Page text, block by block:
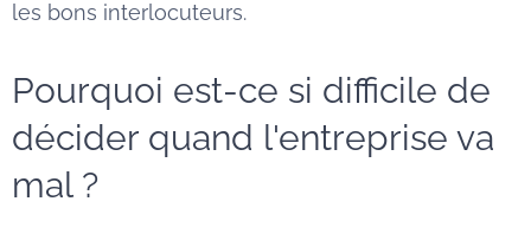
les bons interlocuteurs.
Pourquoi est-ce si difficile de
décider quand l'entreprise va
mal ?